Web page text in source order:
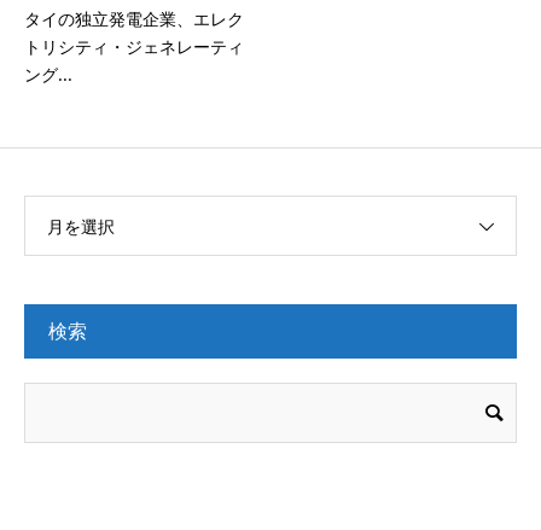
タイの独立発電企業、エレク
トリシティ・ジェネレーティ
ング...
月を選択
検索